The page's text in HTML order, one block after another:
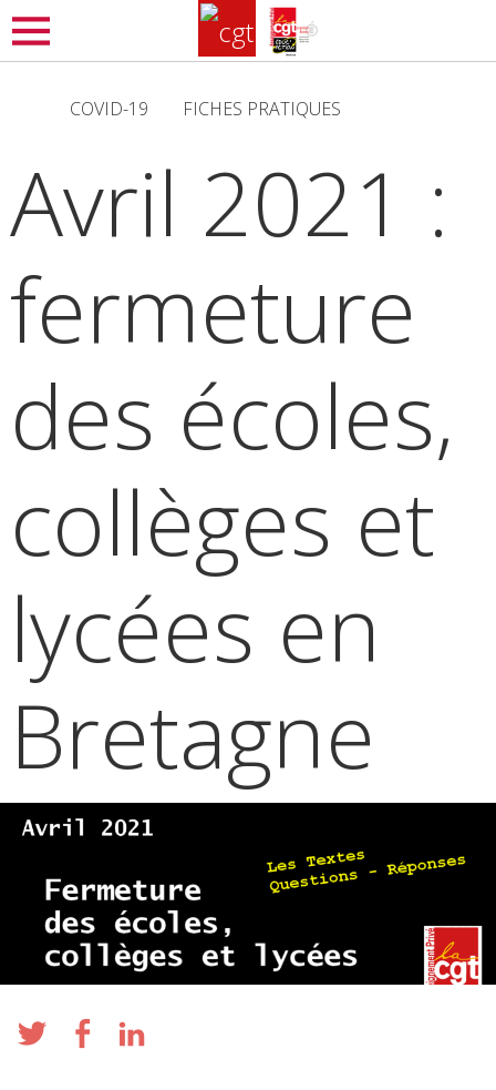
Aller
au
principalCOVID-19 FICHES PRATIQUES
Avril 2021 :
fermeture
des écoles,
collèges et
lycées en
Bretagne